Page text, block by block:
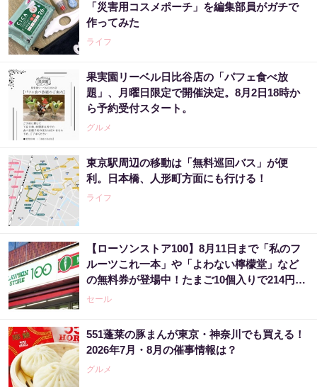
「災害用コスメポーチ」を編集部員がガチで
作ってみた
ライフ
果実園リーベル日比谷店の「パフェ食べ放
題」、月曜日限定で開催決定。8月2日18時か
ら予約受付スタート。
グルメ
東京駅周辺の移動は「無料巡回バス」が便
利。日本橋、人形町方面にも行ける！
ライフ
【ローソンストア100】8月11日まで「私のフ
ルーツこれ一本」や「よわない檸檬堂」など
の無料券が登場中！たまご10個入りで214円な
どのお得企画も見逃せない。
セール
551蓬莱の豚まんが東京・神奈川でも買える！
2026年7月・8月の催事情報は？
グルメ